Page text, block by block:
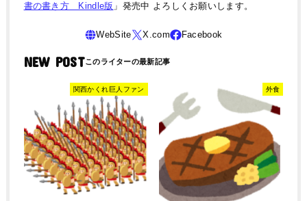
書の書き方 Kindle版 」発売中 よろしくお願いします。
NEW POST
関西かくれ巨人ファン 外食